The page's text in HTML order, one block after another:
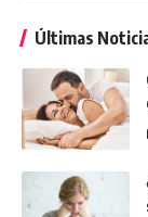
Últimas